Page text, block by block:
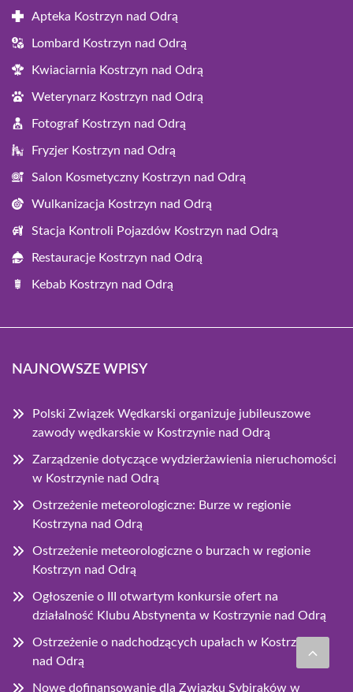
Apteka Kostrzyn nad Odrą
Lombard Kostrzyn nad Odrą
Kwiaciarnia Kostrzyn nad Odrą
Weterynarz Kostrzyn nad Odrą
Fotograf Kostrzyn nad Odrą
Fryzjer Kostrzyn nad Odrą
Salon Kosmetyczny Kostrzyn nad Odrą
Wulkanizacja Kostrzyn nad Odrą
Stacja Kontroli Pojazdów Kostrzyn nad Odrą
Restauracje Kostrzyn nad Odrą
Kebab Kostrzyn nad Odrą
NAJNOWSZE WPISY
Polski Związek Wędkarski organizuje jubileuszowe
zawody wędkarskie w Kostrzynie nad Odrą
Zarządzenie dotyczące wydzierżawienia nieruchomości
w Kostrzynie nad Odrą
Ostrzeżenie meteorologiczne: Burze w regionie
Kostrzyna nad Odrą
Ostrzeżenie meteorologiczne o burzach w regionie
Kostrzyn nad Odrą
Ogłoszenie o III otwartym konkursie ofert na
działalność Klubu Abstynenta w Kostrzynie nad Odrą
Ostrzeżenie o nadchodzących upałach w Kostrzynie
nad Odrą
Nowe dofinansowanie dla Związku Sybiraków w